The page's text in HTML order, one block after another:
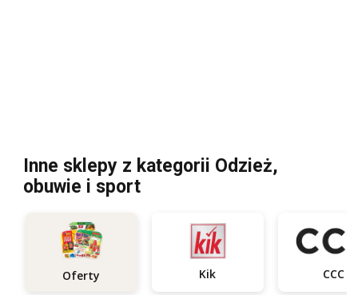
Inne sklepy z kategorii Odzież,
obuwie i sport
Oferty Kik CCC